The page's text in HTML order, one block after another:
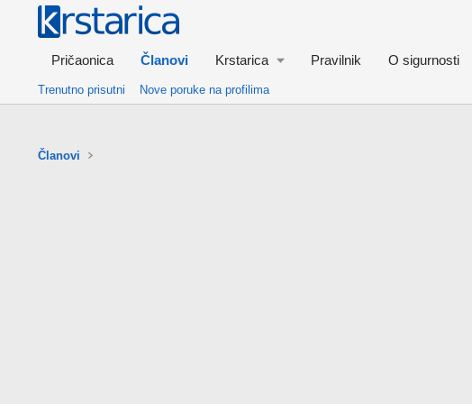
Pričaonica Članovi Krstarica Pravilnik O sigurnosti
Trenutno prisutni Nove poruke na profilima
Članovi